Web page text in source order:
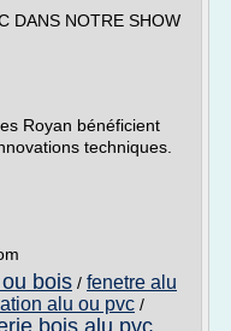
DANS NOTRE SHOW
Royan bénéficient
techniques.
bois / fenetre alu
alu ou pvc /
bois alu pvc